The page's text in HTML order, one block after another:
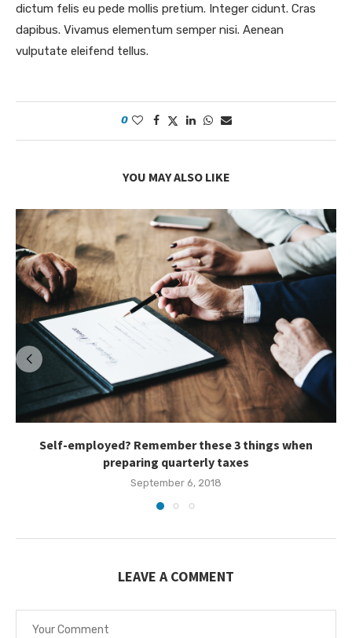
dictum felis eu pede mollis pretium. Integer cidunt. Cras
dapibus. Vivamus elementum semper nisi. Aenean
vulputate eleifend tellus.
0
YOU MAY ALSO LIKE
Self-employed? Remember these 3 things when
preparing quarterly taxes
September 6, 2018
LEAVE A COMMENT